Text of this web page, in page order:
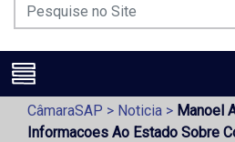
CâmaraSAP > Noticia > Manoel
Informacoes Ao Estado Sobre